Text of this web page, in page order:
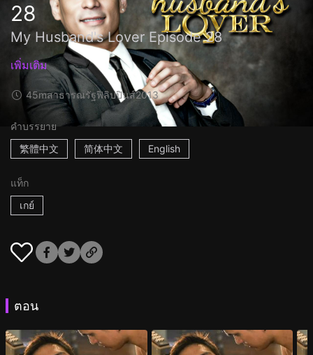
28
My Husband's Lover Episode 28
เพิ่มเติม
45mสาธารณรัฐฟิลิปปินส์2013
คำบรรยาย
繁體中文
简体中文 English
แท็ก
เกย์
ตอน